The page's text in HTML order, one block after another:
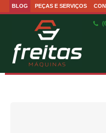
BLOG PEÇAS E SERVIÇOS